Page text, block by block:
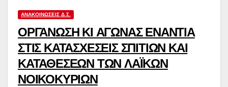
ΑΝΑΚΟΙΝΏΣΕΙΣ Δ.Σ.
ΟΡΓΑΝΩΣΗ ΚΙ ΑΓΩΝΑΣ ΕΝΑΝΤΙΑ
ΣΤΙΣ ΚΑΤΑΣΧΕΣΕΙΣ ΣΠΙΤΙΩΝ ΚΑΙ
ΚΑΤΑΘΕΣΕΩΝ ΤΩΝ ΛΑΪΚΩΝ
ΝΟΙΚΟΚΥΡΙΩΝ